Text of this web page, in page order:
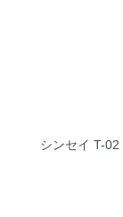
シンセイ T-